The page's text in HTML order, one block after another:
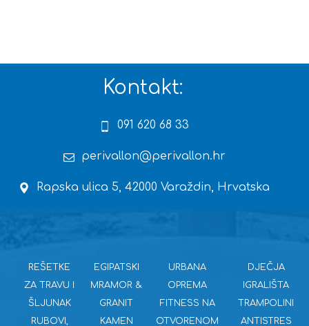
Kontakt:
091 620 68 33
perivallon@perivallon.hr
Rapska ulica 5, 42000 Varaždin, Hrvatska
REŠETKE
ZA TRAVU I
ŠLJUNAK
RUBOVI,
EGIPATSKI
MRAMOR &
GRANIT
KAMEN
URBANA
OPREMA
FITNESS NA
OTVORENOM
DJEČJA
IGRALIŠTA
TRAMPOLINI
ANTISTRES